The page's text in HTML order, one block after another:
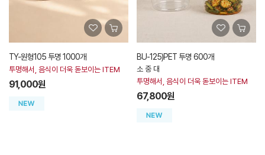
TY-원형105 투명 1000개
투명해서, 음식이 더욱 돋보이는 ITEM
91,000원
BU-125)PET 투명 600개
소 중 대
투명해서, 음식이 더욱 돋보이는 ITEM
67,800원